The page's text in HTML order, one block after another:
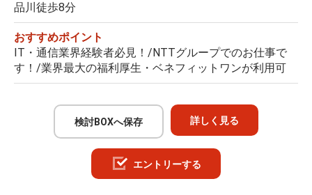
品川徒歩8分
おすすめポイント
IT・通信業界経験者必見！/NTTグループでのお仕事で
す！/業界最大の福利厚生・ベネフィットワンが利用可
検討BOXへ保存 詳しく見る
エントリーする